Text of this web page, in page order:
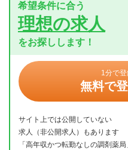
希望条件に合う
理想の求人
をお探しします！
1分で登
無料で
サイト上では公開していない
求人（非公開求人）もあります
「高年収かつ転勤なしの調剤薬